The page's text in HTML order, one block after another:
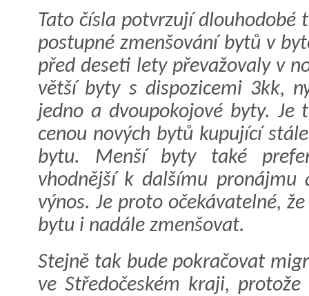
Tato čísla potvrzují dlouhodobé
postupné zmenšování bytů v
před deseti lety převažovaly v
větší byty s dispozicemi 3kk,
jedno a dvoupokojové byty. Je
cenou nových bytů kupující
bytu. Menší byty také
vhodnější k dalšímu
výnos. Je proto očekávatelné,
bytu i nadále zmenšovat.
Stejně tak bude pokračovat
ve Středočeském kraji,